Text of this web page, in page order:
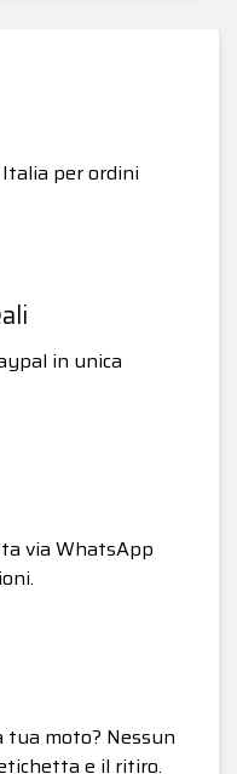
per ordini
in unica
via WhatsApp
moto? Nessun
e il ritiro.